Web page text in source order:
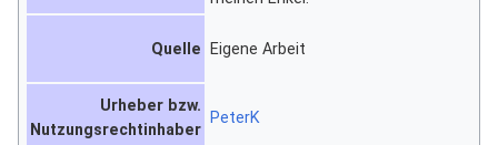
Quelle Eigene Arbeit
Urheber bzw.
Nutzungsrechtinhaber
PeterK